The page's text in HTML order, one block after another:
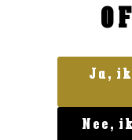
Leverings- en
Ja, ik
Nee,